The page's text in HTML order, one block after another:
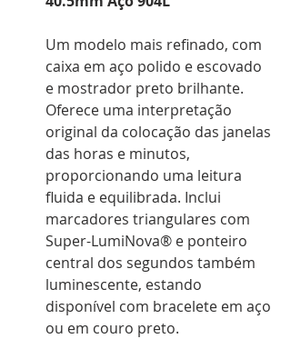
Um modelo mais refinado, com
caixa em aço polido e escovado
e mostrador preto brilhante.
Oferece uma interpretação
original da colocação das janelas
das horas e minutos,
proporcionando uma leitura
fluida e equilibrada. Inclui
marcadores triangulares com
Super-LumiNova® e ponteiro
central dos segundos também
luminescente, estando
disponível com bracelete em aço
ou em couro preto.